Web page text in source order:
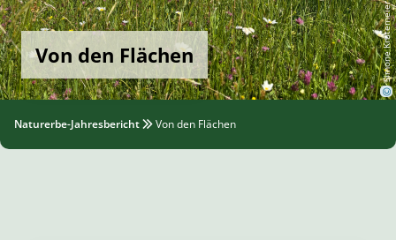
©
Simone Krutemeier
Von den Flächen
Naturerbe-Jahresbericht Von den Flächen